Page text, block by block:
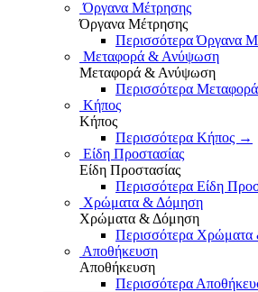
Όργανα Μέτρησης
Όργανα Μέτρησης
Περισσότερα Όργανα
Μεταφορά & Ανύψωση
Μεταφορά & Ανύψωση
Περισσότερα
Κήπος
Κήπος
Περισσότερα Κήπος →
Είδη Προστασίας
Είδη Προστασίας
Περισσότερα Είδη
Χρώματα & Δόμηση
Χρώματα & Δόμηση
Περισσότερα
Αποθήκευση
Αποθήκευση
Περισσότερα